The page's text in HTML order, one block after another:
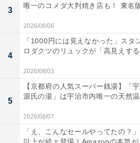
3
唯一のコメダ大判焼き店も！ 東名
2026/08/06
4
「1000円には見えなかった」スタ
ロダクツのリュックが「高見えする
2026/08/03
5
【京都府の人気スーパー銭湯】「
源氏の湯」は宇治市内唯一の天然温
2026/08/07
「え、こんなセールやってたの？
以上が続々登場！Amazonの本気が